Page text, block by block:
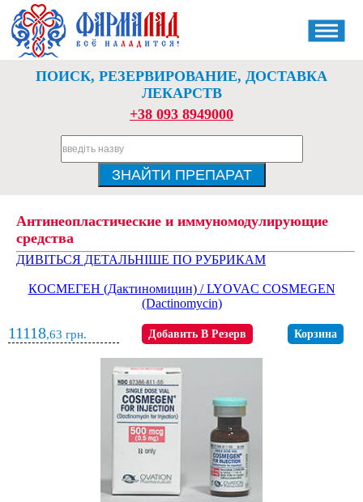
ПОИСК, РЕЗЕРВИРОВАНИЕ, ДОСТАВКА
ЛЕКАРСТВ
+38 093 8949000
Антинеопластические и иммуномодулирующие
средства
ДИВІТЬСЯ ДЕТАЛЬНІШЕ ПО РУБРИКАМ
КОСМЕГЕН (Дактиномицин) / LYOVAC COSMEGEN
(Dactinomycin)
11118,63 грн. Добавить В Резерв Корзина